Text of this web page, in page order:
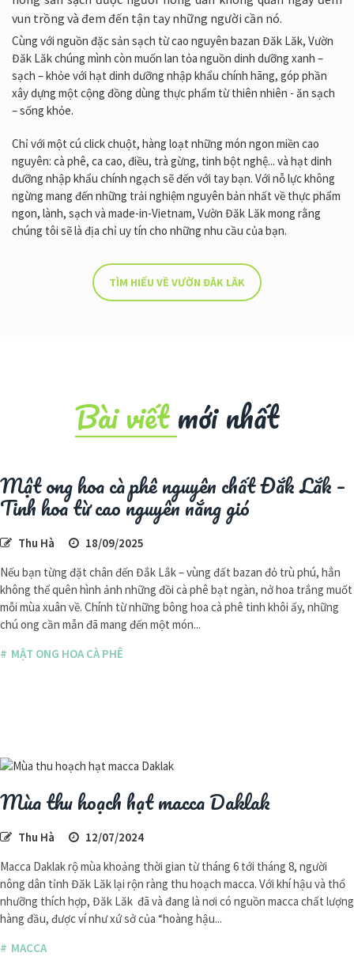
vun trồng và đem đến tận tay những người cần nó.
Cùng với nguồn đặc sản sạch từ cao nguyên bazan Đăk Lăk, Vườn
Đăk Lăk chúng mình còn muốn lan tỏa nguồn dinh dưỡng xanh –
sạch – khỏe với hạt dinh dưỡng nhập khẩu chính hãng, góp phần
xây dựng một cộng đồng dùng thực phẩm từ thiên nhiên - ăn sạch
– sống khỏe.
Chỉ với một cú click chuột, hàng loạt những món ngon miền cao
nguyên: cà phê, ca cao, điều, trà gừng, tinh bột nghệ... và hạt dinh
dưỡng nhập khẩu chính ngạch sẽ đến với tay bạn. Với nỗ lực không
ngừng mang đến những trải nghiệm nguyên bản nhất về thực phẩm
ngon, lành, sạch và made-in-Vietnam, Vườn Đăk Lăk mong rằng
chúng tôi sẽ là địa chỉ uy tín cho những nhu cầu của bạn.
TÌM HIỂU VỀ VƯỜN ĐĂK LĂK
Bài viếtmới nhất
Mật ong hoa cà phê nguyên chất Đắk Lắk –
Tinh hoa từ cao nguyên nắng gió
Thu Hà
18/09/2025
Nếu bạn từng đặt chân đến Đắk Lắk – vùng đất bazan đỏ trù phú, hẳn
không thể quên hình ảnh những đồi cà phê bạt ngàn, nở hoa trắng muốt
mỗi mùa xuân về. Chính từ những bông hoa cà phê tinh khôi ấy, những
chú ong cần mẫn đã mang đến một món...
MẬT ONG HOA CÀ PHÊ
Mùa thu hoạch hạt macca Daklak
Thu Hà
12/07/2024
Macca Daklak rộ mùa khoảng thời gian từ tháng 6 tới tháng 8, người
nông dân tỉnh Đăk Lăk lại rộn ràng thu hoạch macca. Với khí hậu và thổ
nhưỡng thích hợp, Đăk Lăk đã và đang là nơi có nguồn macca chất lượng
hàng đầu, được ví như xứ sở của “hoàng hậu...
MACCA